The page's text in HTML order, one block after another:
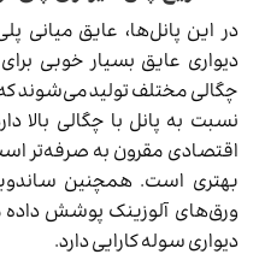
در این پانل‌ها، عایق میانی
دیواری عایق بسیار خوبی
چگالی مختلف تولید می‌شوند
نسبت به پانل با چگالی بالا
اقتصادی مقرون به صرفه‌تر
بهتری است. همچنین
ورق‌های آلوزینک پوشش داده
دیواری سوله کارایی دارد.